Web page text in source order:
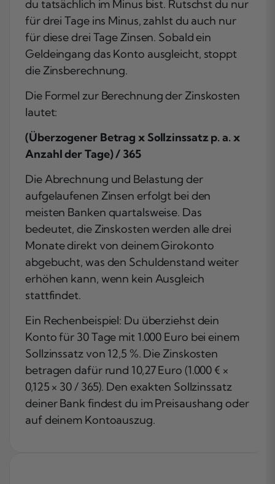
du tatsächlich im Minus bist. Rutschst du nur
für drei Tage ins Minus, zahlst du auch nur
für diese drei Tage Zinsen. Sobald ein
Geldeingang das Konto ausgleicht, stoppt
die Zinsberechnung.
Die Formel zur Berechnung der Zinskosten
lautet:
(Überzogener Betrag x Sollzinssatz p. a. x
Anzahl der Tage) / 365
Die Abrechnung und Belastung der
aufgelaufenen Zinsen erfolgt bei den
meisten Banken quartalsweise. Das
bedeutet, die Zinskosten werden alle drei
Monate direkt von deinem Girokonto
abgebucht, was den Schuldenstand weiter
erhöhen kann, wenn kein Ausgleich
stattfindet.
Ein Rechenbeispiel: Du überziehst dein
Konto für 30 Tage mit 1.000 Euro bei einem
Sollzinssatz von 12,5 %. Die Zinskosten
betragen dafür rund 10,27 Euro (1.000 € ×
0,125 × 30 / 365). Den exakten Sollzinssatz
deiner Bank findest du im Preisaushang oder
auf deinem Kontoauszug.